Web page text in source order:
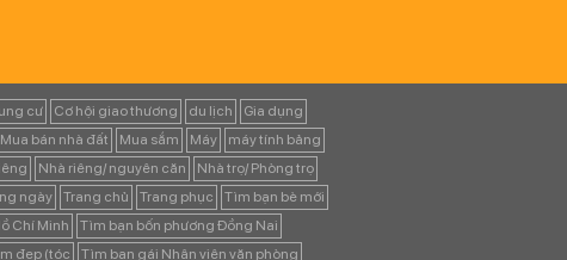
cư Cơ hội giao thương du lịch
Gia dụng
Mua bán nhà đất Mua sắm Máy
máy tính bảng
Nhà riêng/ nguyên căn
Nhà trọ/ Phòng trọ
ngày Trang chủ Trang phục
Tìm bạn bè mới
Chí Minh
Tìm bạn bốn phương Đồng Nai
đẹp (tóc Tìm bạn gái Nhân viên văn phòng